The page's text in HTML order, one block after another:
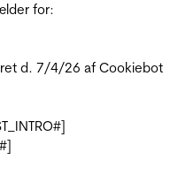
for:
d. 7/4/26 af Cookiebot